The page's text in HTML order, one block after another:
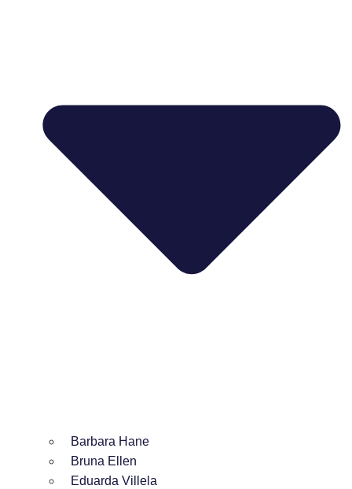
Barbara Hane
Bruna Ellen
Eduarda Villela